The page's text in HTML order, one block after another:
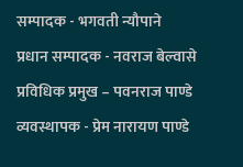
सम्पादक - भगवती न्यौपाने
प्रधान सम्पादक - नवराज बेल्वासे
प्रविधिक प्रमुख – पवनराज पाण्डे
व्यवस्थापक - प्रेम नारायण पाण्डे